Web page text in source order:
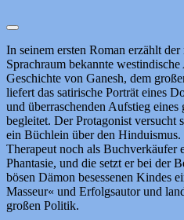
In seinem ersten Roman erzählt
Sprachraum bekannte
Geschichte von Ganesh, dem
liefert das satirische Porträt eines
und überraschenden Aufstieg eines
begleitet. Der Protagonist versucht
ein Büchlein über den
Therapeut noch als Buchverkäufer
Phantasie, und die setzt er bei der
bösen Dämon besessenen Kindes
Masseur« und Erfolgsautor und
großen Politik.